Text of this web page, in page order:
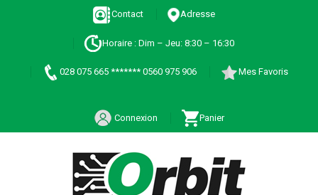
Contact Adresse
Horaire : Dim – Jeu: 8:30 – 16:30
028 075 665 ******* 0560 975 906 Mes Favoris
Connexion Panier